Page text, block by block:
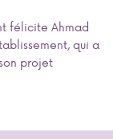
félicite Ahmad
qui a
projet